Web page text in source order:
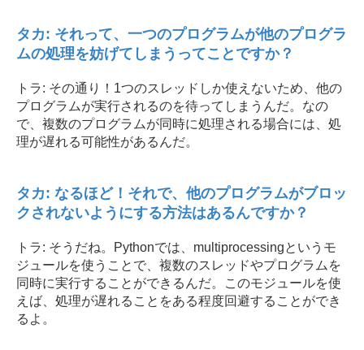
タカ: それって、一つのプログラムが他のプログラ
ムの処理を妨げてしまうってことですか？
トラ: その通り！1つのスレッドしか使えないため、他の
プログラムが実行されるのを待ってしまうんだ。なの
で、複数のプログラムが同時に処理される場合には、処
理が遅れる可能性があるんだ。
タカ: なるほど！それで、他のプログラムがブロッ
クされないようにする方法はあるんですか？
トラ: そうだね。Pythonでは、multiprocessingというモ
ジュールを使うことで、複数のスレッドやプログラムを
同時に実行することができるんだ。このモジュールを使
えば、処理が遅れることをある程度回避することができ
るよ。